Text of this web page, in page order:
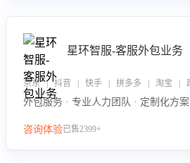
星环智服-客服外包业务
外包服务 · 专业人力团队 · 定制化方案
咨询体验已售2399+